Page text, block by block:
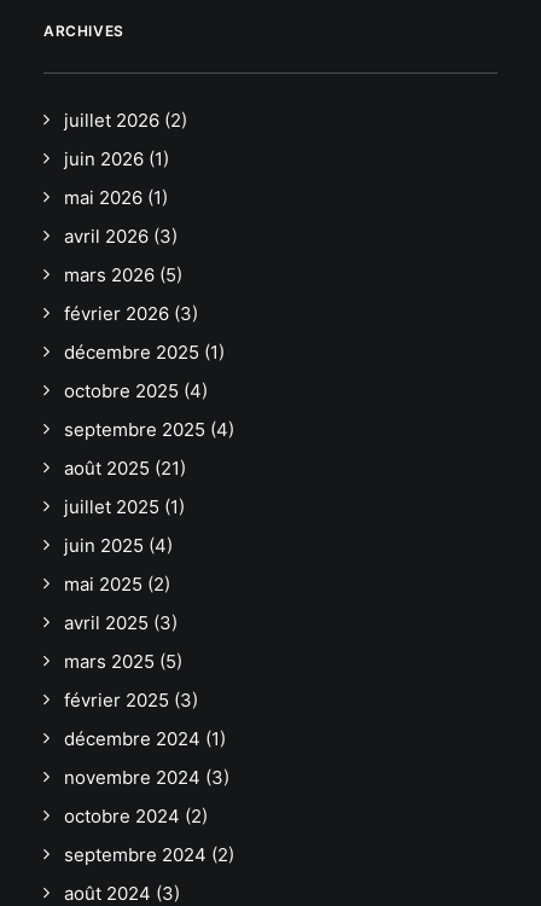
ARCHIVES
juillet 2026 (2)
juin 2026 (1)
mai 2026 (1)
avril 2026 (3)
mars 2026 (5)
février 2026 (3)
décembre 2025 (1)
octobre 2025 (4)
septembre 2025 (4)
août 2025 (21)
juillet 2025 (1)
juin 2025 (4)
mai 2025 (2)
avril 2025 (3)
mars 2025 (5)
février 2025 (3)
décembre 2024 (1)
novembre 2024 (3)
octobre 2024 (2)
septembre 2024 (2)
août 2024 (3)